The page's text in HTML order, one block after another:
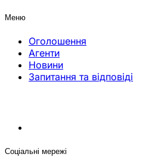
Меню
Оголошення
Агенти
Новини
Запитання та відповіді
Соціальні мережі